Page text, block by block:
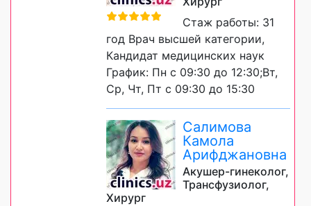
Стаж работы: 31
год Врач высшей категории,
Кандидат медицинских наук
График: Пн с 09:30 до 12:30;Вт,
Ср, Чт, Пт с 09:30 до 15:30
Салимова
Камола
Арифджановна
Акушер-гинеколог,
Трансфузиолог,
Хирург